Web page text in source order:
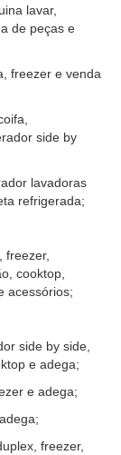
lavar,
de peças e
freezer e venda
side by
lavadoras
refrigerada;
freezer,
cooktop,
acessórios;
side by side,
e adega;
e adega;
freezer,